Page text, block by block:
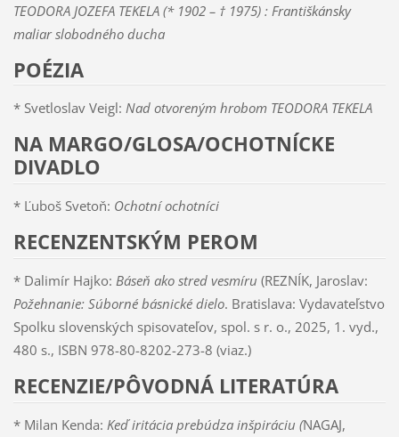
TEODORA JOZEFA TEKELA (* 1902 – † 1975) : Františkánsky
maliar slobodného ducha
POÉZIA
* Svetloslav Veigl: Nad otvoreným hrobom TEODORA TEKELA
NA MARGO/GLOSA/OCHOTNÍCKE
DIVADLO
* Ľuboš Svetoň: Ochotní ochotníci
RECENZENTSKÝM PEROM
* Dalimír Hajko: Báseň ako stred vesmíru (REZNÍK, Jaroslav:
Požehnanie: Súborné básnické dielo. Bratislava: Vydavateľstvo
Spolku slovenských spisovateľov, spol. s r. o., 2025, 1. vyd.,
480 s., ISBN 978-80-8202-273-8 (viaz.)
RECENZIE/PÔVODNÁ LITERATÚRA
* Milan Kenda: Keď iritácia prebúdza inšpiráciu (NAGAJ,